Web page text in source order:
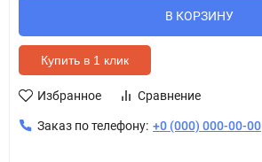
В КОРЗИНУ
Купить в 1 клик
Избранное Сравнение
Заказ по телефону: +0 (000) 000-00-00